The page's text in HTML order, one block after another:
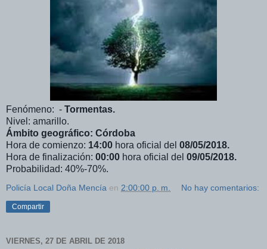
Fenómeno: - Tormentas.
Nivel: amarillo.
Ámbito geográfico: Córdoba
Hora de comienzo: 14:00 hora oficial del 08/05/2018.
Hora de finalización: 00:00 hora oficial del 09/05/2018.
Probabilidad: 40%-70%.
Policía Local Doña Mencía en 2:00:00 p. m. No hay comentarios:
Compartir
VIERNES, 27 DE ABRIL DE 2018